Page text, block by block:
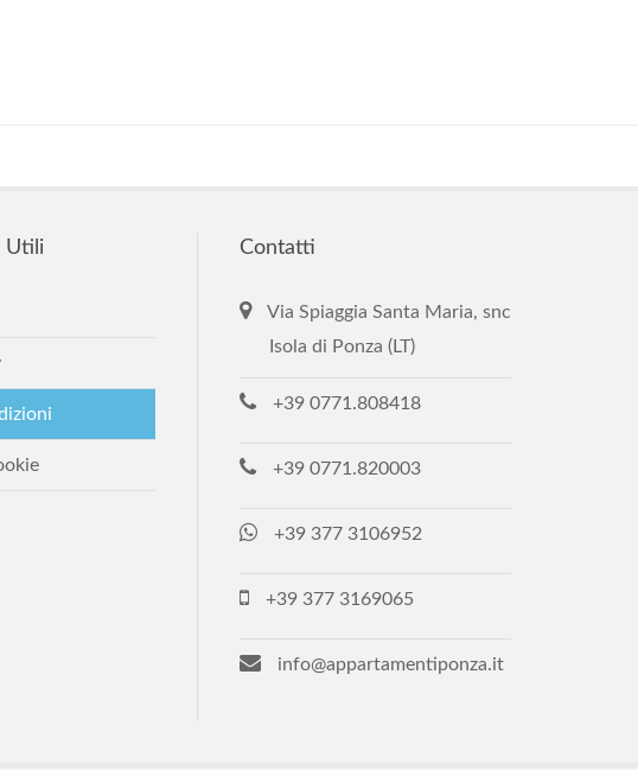
Utili Contatti
Via Spiaggia Santa Maria, snc
Isola di Ponza (LT)
+39 0771.808418
+39 0771.820003
+39 377 3106952
+39 377 3169065
info@appartamentiponza.it